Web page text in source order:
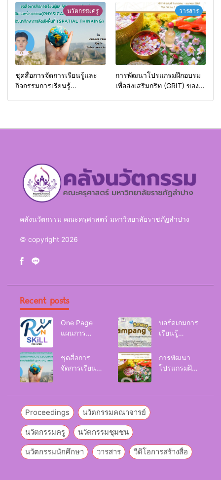
นวัตกรรมครู
ชุดสื่อการจัดการเรียนรู้และ
กิจกรรมการเรียนรู้
วารสาร
การพัฒนาโปรแกรมฝึกอบรม
เพื่อส่งเสริมกริท (GRIT) ของ
คลังนวัตกรรม คณะครุศาสตร์ มหาวิทยาลัยราชภัฏลำปาง
© copyright 2026
Recent posts
One Page
แผนการ
Reskill
Upskill
บอร์ดเกมการ
เรียนรู้
Smart City
ชุดสื่อการ
จัดการเรียนรู้
(Physical
Geography)
การพัฒนา
โปรแกรมฝึก
Proceedings นวัตกรรมคณาจารย์
นวัตกรรมครู นวัตกรรมชุมชน
นวัตกรรมนักศึกษา วารสาร วีดิโอการสร้างสื่อ